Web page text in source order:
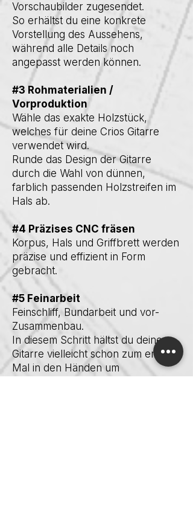
Vorschaubilder zugesendet.
So erhältst du eine konkrete
Vorstellung des Aussehens,
während alle Details noch
angepasst werden können.
#3 Rohmaterialien /
Vorproduktion
Wähle das exakte Holzstück,
welches für deine Crios Gitarre
verwendet wird.
Runde das Design der Gitarre
durch die Wahl von dünnen,
farblich passenden Holzstreifen im
Hals ab.
#4 Präzises CNC fräsen
Korpus, Hals und Griffbrett werden
präzise und effizient in Form
gebracht.
#5 Feinarbeit
Feinschliff, Bundarbeit und vor-
Zusammenbau.
In diesem Schritt hältst du deine
Gitarre vielleicht schon zum ersten
Mal in den Händen um